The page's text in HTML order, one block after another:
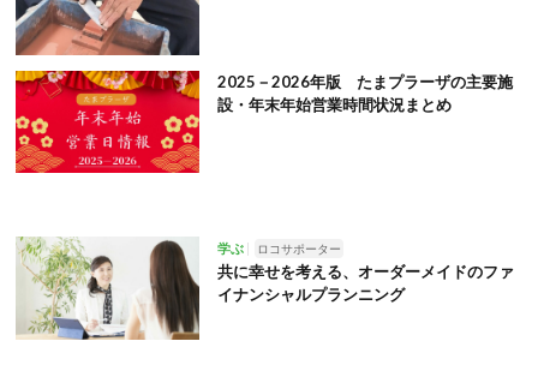
2025－2026年版 たまプラーザの主要施
設・年末年始営業時間状況まとめ
学ぶ ロコサポーター
共に幸せを考える、オーダーメイドのファ
イナンシャルプランニング